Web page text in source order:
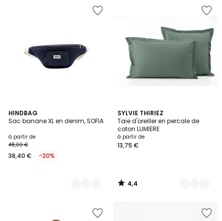
HINDBAG
Sac banane XL en denim, SOFIA
à partir de
48,00 €
38,40 € -20%
15
Couleurs
SYLVIE THIRIEZ
Taie d'oreiller en percale de
coton LUMIERE
à partir de
13,75 €
4,4
/ 5
17
Couleurs
4,4
/